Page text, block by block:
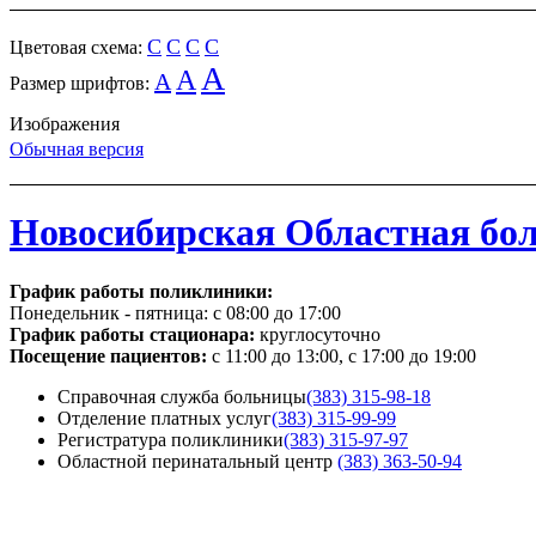
Цветовая схема: C C C C
Размер шрифтов: A A A
Изображения
Обычная версия
Новосибирская Областная
График работы поликлиники:
Понедельник - пятница: с 08:00 до 17:00
График работы стационара: круглосуточно
Посещение пациентов: с 11:00 до 13:00, с 17:00 до 19:00
Справочная служба больницы(383) 315-98-18
Отделение платных услуг(383) 315-99-99
Регистратура поликлиники(383) 315-97-97
Областной перинатальный центр (383) 363-50-94